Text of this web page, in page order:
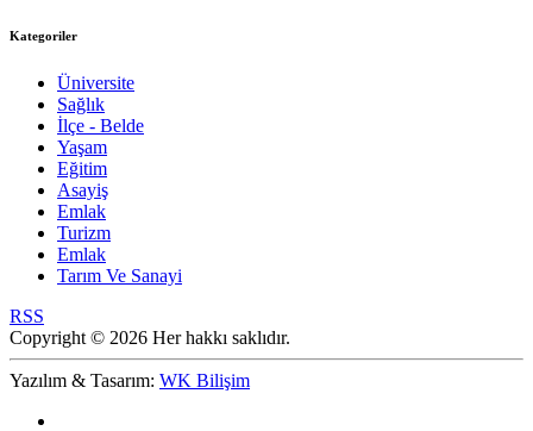
Kategoriler
Üniversite
Sağlık
İlçe - Belde
Yaşam
Eğitim
Asayiş
Emlak
Turizm
Emlak
Tarım Ve Sanayi
RSS
Copyright © 2026 Her hakkı saklıdır.
Yazılım & Tasarım: WK Bilişim